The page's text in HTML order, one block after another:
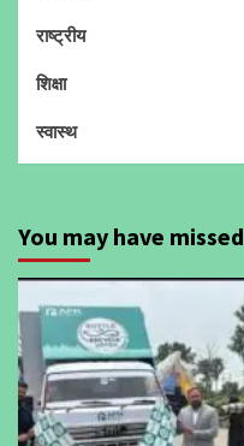
राष्ट्रीय
शिक्षा
स्वास्थ
You may have missed